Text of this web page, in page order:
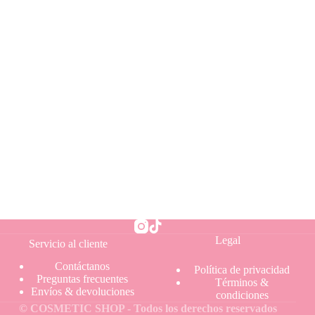
Servicio al cliente
Contáctanos
Preguntas frecuentes
Envíos & devoluciones
Legal
Política de privacidad
Términos &
condiciones
© COSMETIC SHOP - Todos los derechos reservados